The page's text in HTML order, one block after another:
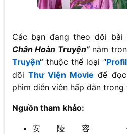
Các bạn đang theo dõi bài
Chân Hoàn Truyện”nằm
Truyện“thuộc thể loại “
dõi Thư Viện Movie để
phim diễn viên hấp dẫn
Nguồn tham khảo:
安陵容 –